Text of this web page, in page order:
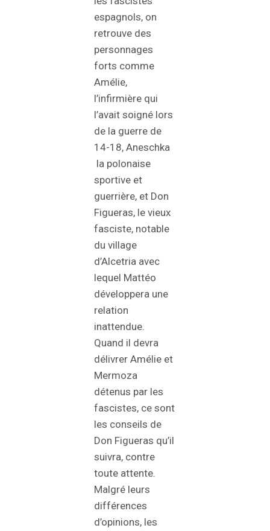
espagnols, on
retrouve des
personnages
forts comme
Amélie,
l’infirmière qui
l’avait soigné lors
de la guerre de
14-18, Aneschka
la polonaise
sportive et
guerrière, et Don
Figueras, le vieux
fasciste, notable
du village
d’Alcetria avec
lequel Mattéo
développera une
relation
inattendue.
Quand il devra
délivrer Amélie et
Mermoza
détenus par les
fascistes, ce sont
les conseils de
Don Figueras qu’il
suivra, contre
toute attente.
Malgré leurs
différences
d’opinions, les